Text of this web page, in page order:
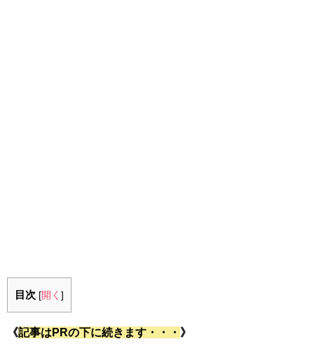
目次 [開く ]
《記事はPRの下に続きます・・・ 》